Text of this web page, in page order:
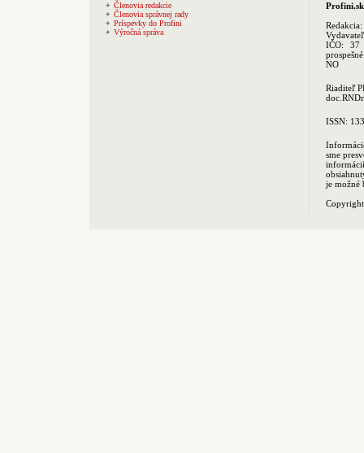
Členovia redakcie
Členovia správnej rady
Príspevky do Profini
Výročná správa
Profini.sk
Redakcia:
IČO: 37
NO
Riaditeľ
ISSN:
sme
je možné